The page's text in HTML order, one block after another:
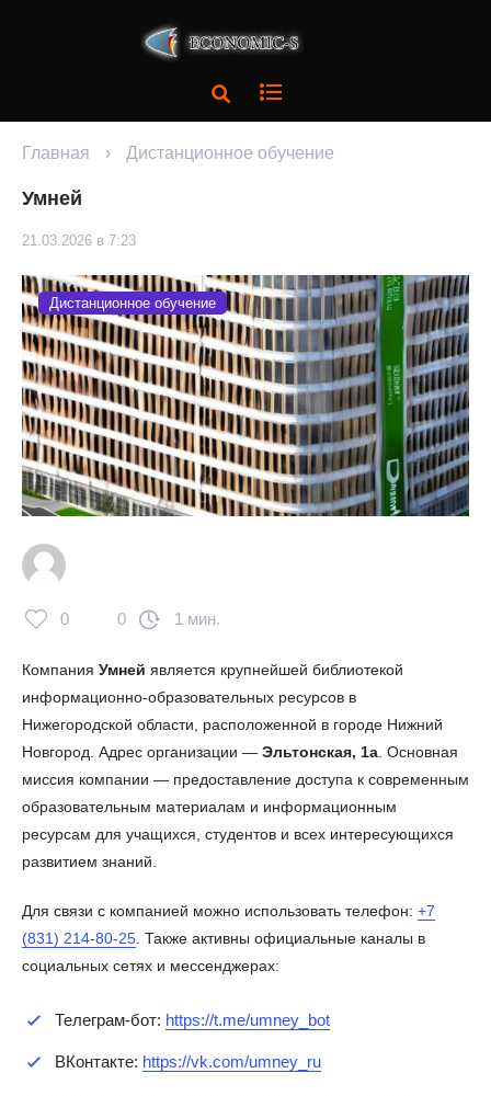
Главная › Дистанционное обучение
Умней
21.03.2026 в 7:23
Дистанционное обучение
0 0 1 мин.
Компания Умней является крупнейшей библиотекой
информационно-образовательных ресурсов в
Нижегородской области, расположенной в городе Нижний
Новгород. Адрес организации — Эльтонская, 1а . Основная
миссия компании — предоставление доступа к современным
образовательным материалам и информационным
ресурсам для учащихся, студентов и всех интересующихся
развитием знаний.
Для связи с компанией можно использовать телефон: +7
(831) 214-80-25 . Также активны официальные каналы в
социальных сетях и мессенджерах:
Телеграм-бот: https://t.me/umney_bot
ВКонтакте: https://vk.com/umney_ru